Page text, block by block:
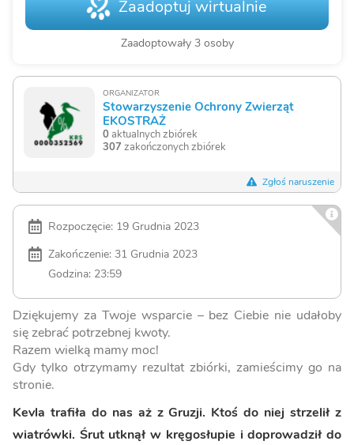
Zaadoptuj wirtualnie
Zaadoptowały 3 osoby
ORGANIZATOR
Stowarzyszenie Ochrony Zwierząt
EKOSTRAŻ
0aktualnych zbiórek
307 zakończonych zbiórek
Zgłoś naruszenie
Rozpoczęcie: 19 Grudnia 2023
Zakończenie: 31 Grudnia 2023
Godzina: 23:59
Dziękujemy za Twoje wsparcie – bez Ciebie nie udałoby
się zebrać potrzebnej kwoty.
Razem wielką mamy moc!
Gdy tylko otrzymamy rezultat zbiórki, zamieścimy go na
stronie.
Kevla trafiła do nas aż z Gruzji. Ktoś do niej strzelił z
wiatrówki. Śrut utknął w kręgosłupie i doprowadził do